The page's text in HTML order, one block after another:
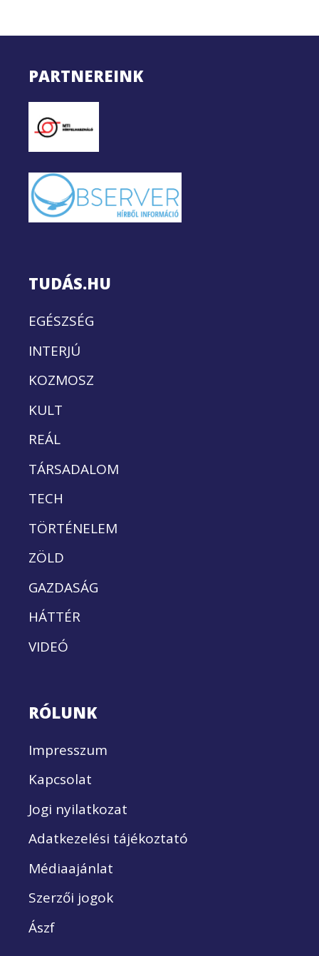
PARTNEREINK
TUDÁS.HU
EGÉSZSÉG
INTERJÚ
KOZMOSZ
KULT
REÁL
TÁRSADALOM
TECH
TÖRTÉNELEM
ZÖLD
GAZDASÁG
HÁTTÉR
VIDEÓ
RÓLUNK
Impresszum
Kapcsolat
Jogi nyilatkozat
Adatkezelési tájékoztató
Médiaajánlat
Szerzői jogok
Ászf